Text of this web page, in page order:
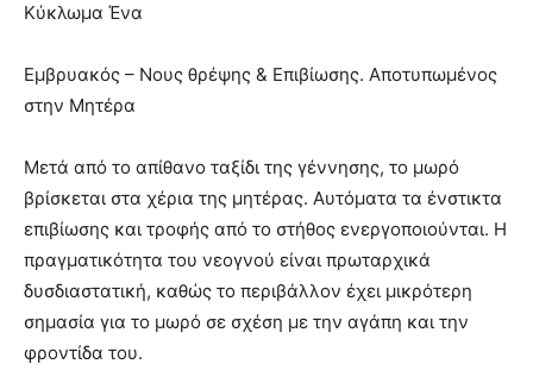
Κύκλωμα Ένα
Εμβρυακός – Νους θρέψης & Επιβίωσης. Αποτυπωμένος
στην Μητέρα
Μετά από το απίθανο ταξίδι της γέννησης, το μωρό
βρίσκεται στα χέρια της μητέρας. Αυτόματα τα ένστικτα
επιβίωσης και τροφής από το στήθος ενεργοποιούνται. Η
πραγματικότητα του νεογνού είναι πρωταρχικά
δυσδιαστατική, καθώς το περιβάλλον έχει μικρότερη
σημασία για το μωρό σε σχέση με την αγάπη και την
φροντίδα του.